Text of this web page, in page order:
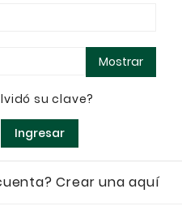
Mostrar
su clave?
Ingresar
Crear una aquí